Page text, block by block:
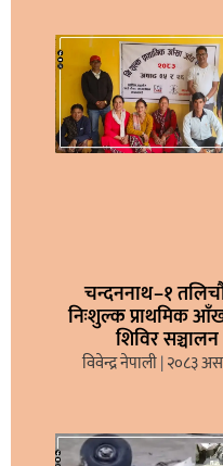
चन्दननाथ–१
निःशुल्क प्राथमिक
शिविर सञ्चालन
विवेन्द्र नेपाली २०८३